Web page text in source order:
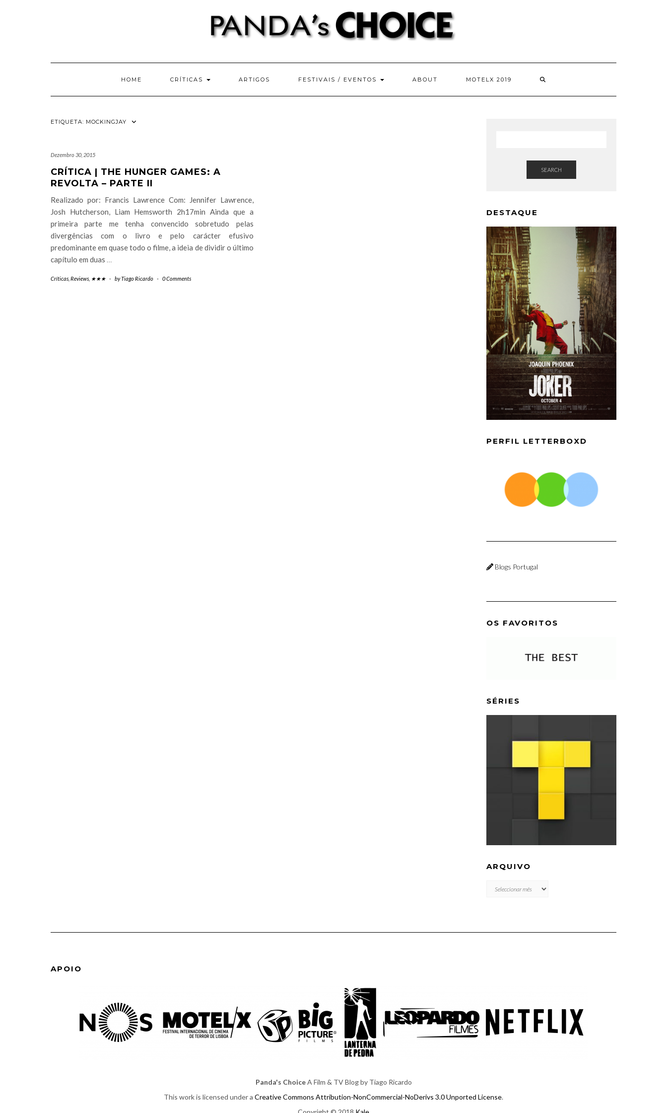
HOME CRÍTICAS ARTIGOS FESTIVAIS / EVENTOS ABOUT MOTELX 2019
ETIQUETA: MOCKINGJAY
Dezembro 30, 2015
CRÍTICA | THE HUNGER GAMES: A
REVOLTA – PARTE II
Realizado por: Francis Lawrence Com: Jennifer Lawrence,
Josh Hutcherson, Liam Hemsworth 2h17min Ainda que a
primeira parte me tenha convencido sobretudo pelas
divergências com o livro e pelo carácter efusivo
predominante em quase todo o filme, a ideia de dividir o último
capítulo em duas …
Críticas Reviews ★★★ - byTiago Ricardo - 0 Comments
SEARCH
DESTAQUE
PERFIL LETTERBOXD
Blogs Portugal
OS FAVORITOS
SÉRIES
ARQUIVO
ARQUIVO
APOIO
Panda's ChoiceA Film & TV Blog by Tiago Ricardo
This work is licensed under a Creative Commons Attribution-NonCommercial-NoDerivs 3.0 Unported License.